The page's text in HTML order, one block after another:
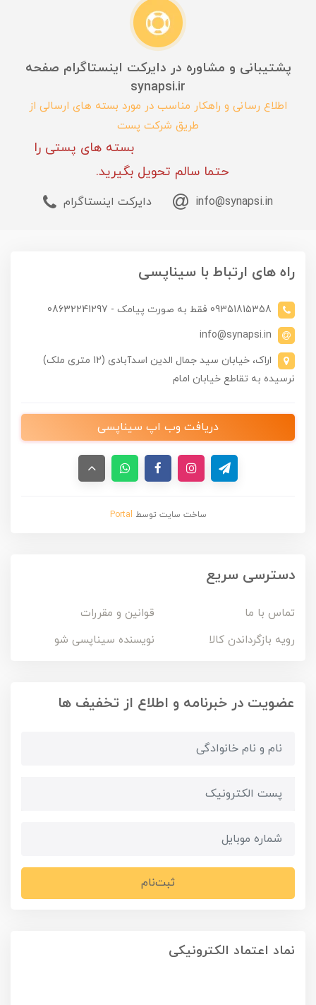
پشتیبانی و مشاوره در دایرکت اینستاگرام صفحه
synapsi.ir
اطلاع رسانی و راهکار مناسب در مورد بسته های ارسالی از
طریق شرکت پست
بسته های پستی را
حتما سالم تحویل بگیرید.
info@synapsi.in دایرکت اینستاگرام
راه های ارتباط با سیناپسی
09351815358 فقط به صورت پیامک - 08632241297
info@synapsi.in
اراک، خیابان سید جمال الدین اسدآبادی (12 متری ملک)
نرسیده به تقاطع خیابان امام
دریافت وب اپ سیناپسی
ساخت سایت توسط Portal
دسترسی سریع
تماس با ما
قوانین و مقررات
رویه بازگرداندن کالا
نویسنده سیناپسی شو
عضویت در خبرنامه و اطلاع از تخفیف ها
ثبت‌نام
نماد اعتماد الکترونیکی